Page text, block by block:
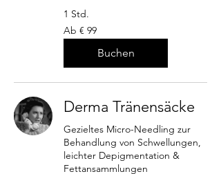
1 Std.
Ab
99
Euro
Ab € 99
Buchen
Derma Tränensäcke
Gezieltes Micro-Needling zur
Behandlung von Schwellungen,
leichter Depigmentation &
Fettansammlungen